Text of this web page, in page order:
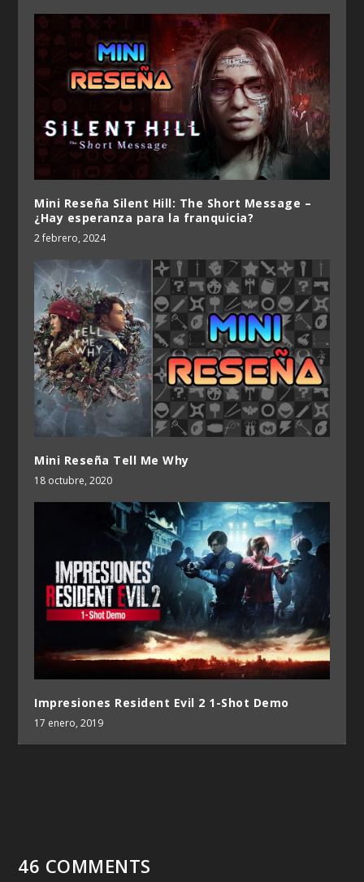
Mini Reseña Silent Hill: The Short Message –
¿Hay esperanza para la franquicia?
2 febrero, 2024
Mini Reseña Tell Me Why
18 octubre, 2020
Impresiones Resident Evil 2 1-Shot Demo
17 enero, 2019
46 COMMENTS